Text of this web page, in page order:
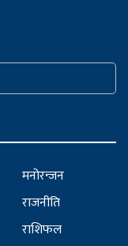
मनोरन्जन
राजनीति
राशिफल